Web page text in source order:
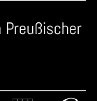
Preußischer